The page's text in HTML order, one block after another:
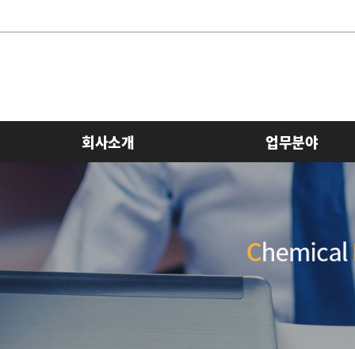
회사소개 업무분야